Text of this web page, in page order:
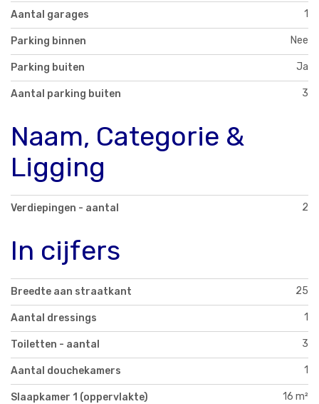
Aantal garages 1
Parking binnen Nee
Parking buiten Ja
Aantal parking buiten 3
Naam, Categorie &
Ligging
Verdiepingen - aantal 2
In cijfers
Breedte aan straatkant 25
Aantal dressings 1
Toiletten - aantal 3
Aantal douchekamers 1
Slaapkamer 1 (oppervlakte) 16 m²